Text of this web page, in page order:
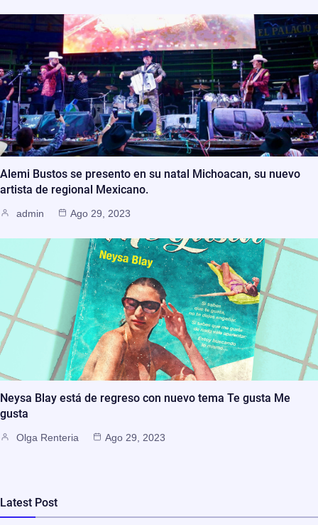
Alemi Bustos se presento en su natal Michoacan, su nuevo
artista de regional Mexicano.
admin Ago 29, 2023
Neysa Blay está de regreso con nuevo tema Te gusta Me
gusta
Olga Renteria Ago 29, 2023
Latest Post